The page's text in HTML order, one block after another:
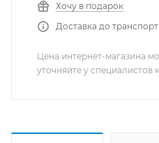
Хочу в подарок
Доставка до
Цена интернет-магазина
уточняйте у специалистов